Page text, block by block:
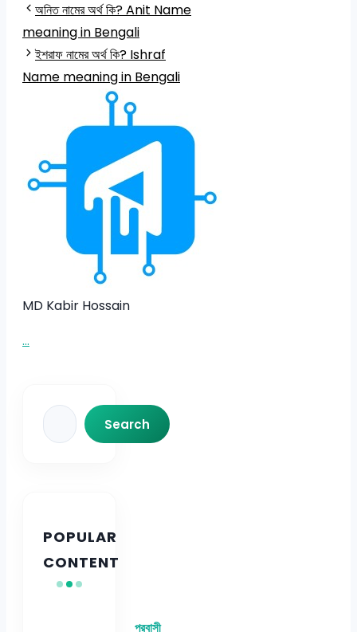
অনিত নামের অর্থ কি? Anit Name
meaning in Bengali
ইশরাফ নামের অর্থ কি? Ishraf
Name meaning in Bengali
MD Kabir Hossain
...
Search
Search
POPULAR
CONTENT
প্রবাসী